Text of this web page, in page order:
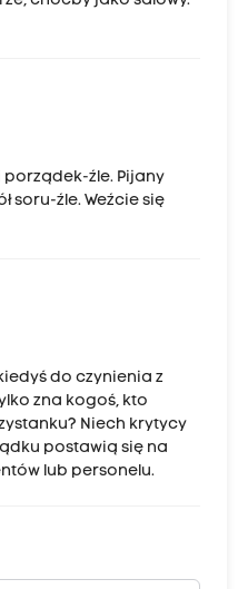
źle. Pijany
soru-źle. Weźcie się
do czynienia z
zna kogoś, kto
Niech krytycy
postawią się na
lub personelu.